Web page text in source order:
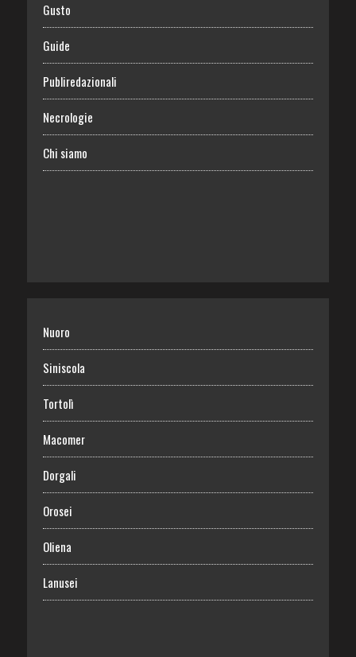
Gusto
Guide
Publiredazionali
Necrologie
Chi siamo
Nuoro
Siniscola
Tortolì
Macomer
Dorgali
Orosei
Oliena
Lanusei